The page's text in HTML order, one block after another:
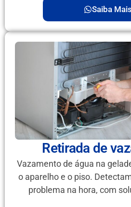
Saiba Mais
Retirada de
Vazamento de água na
o aparelho e o piso.
problema na hora, com